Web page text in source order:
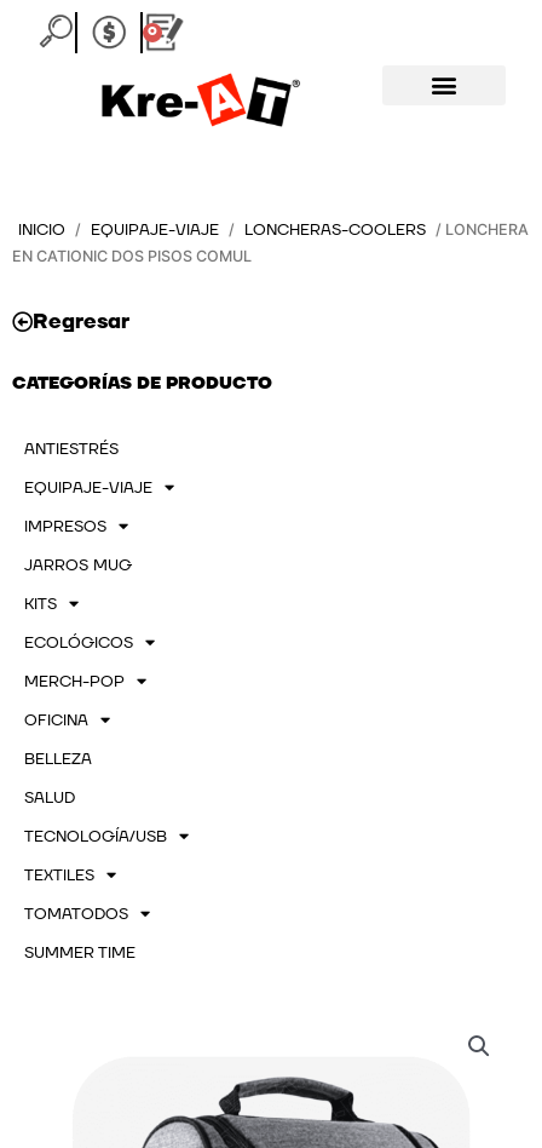
0
Carrito
INICIO / EQUIPAJE-VIAJE / LONCHERAS-COOLERS / LONCHERA
EN CATIONIC DOS PISOS COMUL
Regresar
CATEGORÍAS DE PRODUCTO
ANTIESTRÉS
EQUIPAJE-VIAJE
IMPRESOS
JARROS MUG
KITS
ECOLÓGICOS
MERCH-POP
OFICINA
BELLEZA
SALUD
TECNOLOGÍA/USB
TEXTILES
TOMATODOS
SUMMER TIME